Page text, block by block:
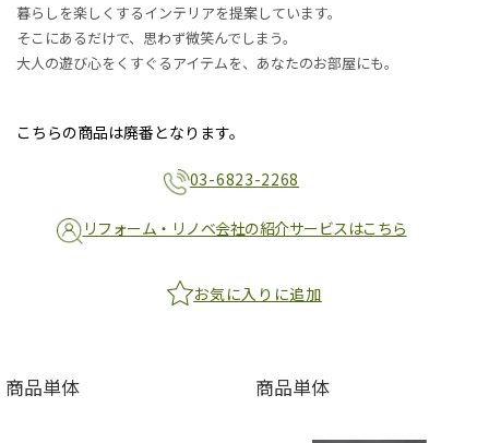
暮らしを楽しくするインテリアを提案しています。
そこにあるだけで、思わず微笑んでしまう。
大人の遊び心をくすぐるアイテムを、あなたのお部屋にも。
こちらの商品は廃番となります。
03-6823-2268
リフォーム・リノベ会社の紹介サービスはこちら
お気に入りに追加
商品単体 商品単体